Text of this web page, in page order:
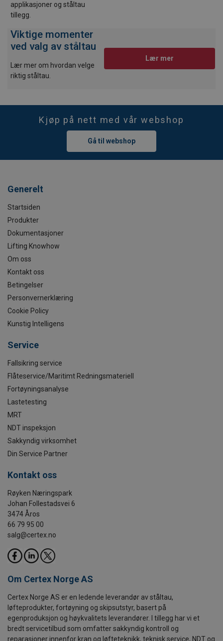
applikasjoner og ståltau
tillegg.
Viktige momenter
ved valg av ståltau
Lær mer om hvordan velge
riktig ståltau.
Lær mer
Kjøp på nett med vår webshop
Gå til webshop
Generelt
Startsiden
Produkter
Dokumentasjoner
Lifting Knowhow
Om oss
Kontakt oss
Betingelser
Personvernerklæring
Cookie Policy
Kunstig Intelligens
Service
Fallsikring service
Flåteservice/Maritimt Redningsmateriell
Fortøyningsanalyse
Lastetesting
MRT
NDT inspeksjon
Sakkyndig virksomhet
Din Service Partner
Kontakt oss
Røyken Næringspark
Johan Follestadsvei 6
3474 Åros
66 79 95 00
salg@certex.no
Om Certex Norge AS
Certex Norge AS er en ledende leverandør av ståltau,
løfteprodukter, fortøyning og skipsutstyr, basert på
egenproduksjon og høykvalitets leverandører. I tillegg har vi et
bredt servicetilbud som omfatter sakkyndig kontroll og
reparasjoner innenfor kran og løfteteknikk, teknisk service, NDT og